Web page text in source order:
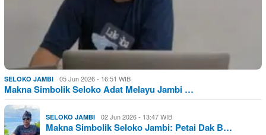
SELOKO JAMBI 05 Jun 2026 - 16:51 WIB
Makna Simbolik Seloko Adat Melayu Jambi …
SELOKO JAMBI 02 Jun 2026 - 13:47 WIB
Makna Simbolik Seloko Jambi: Petai Dak B…